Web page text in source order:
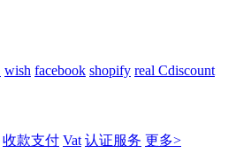
wish facebook shopify real Cdiscount
收款支付 Vat 认证服务 更多>